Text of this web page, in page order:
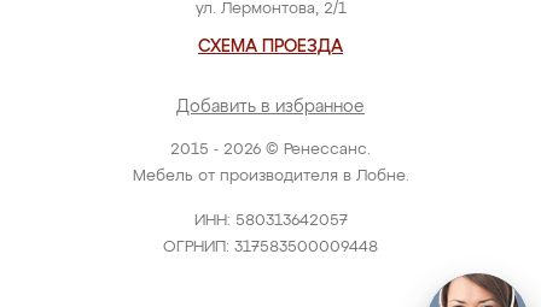
2015 - 2026 © Ренессанс.
Мебель от производителя в Лобне.
ИНН: 580313642057
ОГРНИП: 317583500009448
ул. Лермонтова, 2/1
СХЕМА ПРОЕЗДА
Добавить в избранное